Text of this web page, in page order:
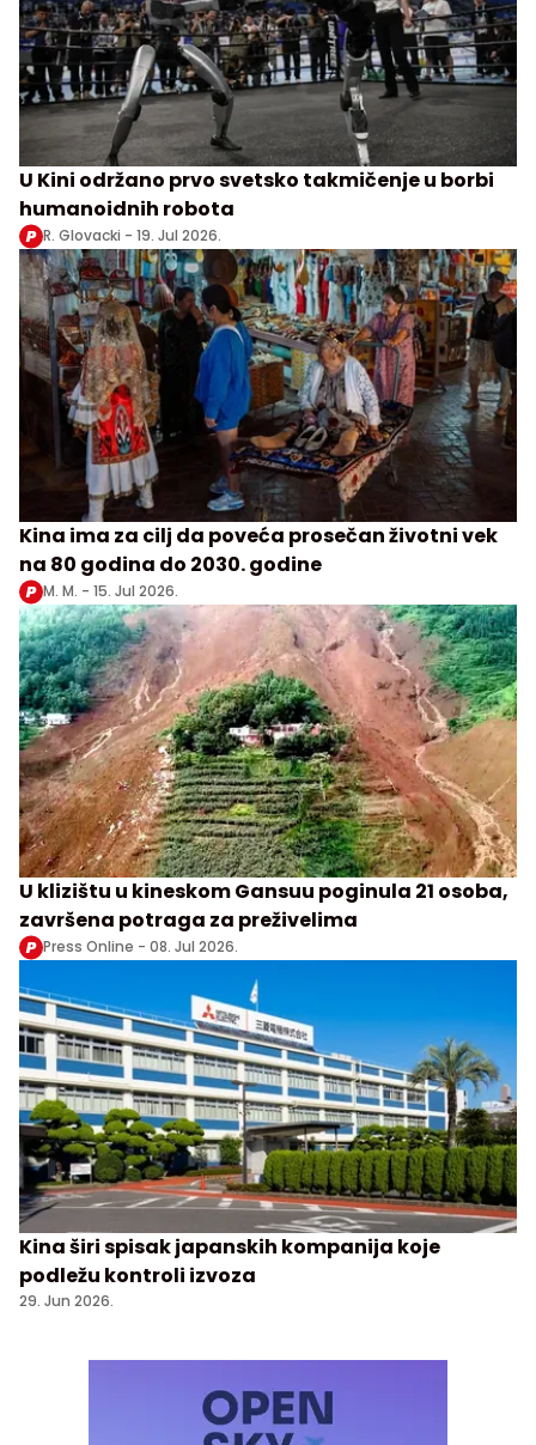
U Kini održano prvo svetsko takmičenje u borbi
humanoidnih robota
R. Glovacki - 19. Jul 2026.
Kina ima za cilj da poveća prosečan životni vek
na 80 godina do 2030. godine
M. M. - 15. Jul 2026.
U klizištu u kineskom Gansuu poginula 21 osoba,
završena potraga za preživelima
Press Online - 08. Jul 2026.
Kina širi spisak japanskih kompanija koje
podležu kontroli izvoza
29. Jun 2026.